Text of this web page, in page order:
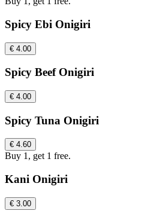
Spicy Ebi Onigiri
€ 4.00
Spicy Beef Onigiri
€ 4.00
Spicy Tuna Onigiri
€ 4.60
Buy 1, get 1 free.
Kani Onigiri
€ 3.00